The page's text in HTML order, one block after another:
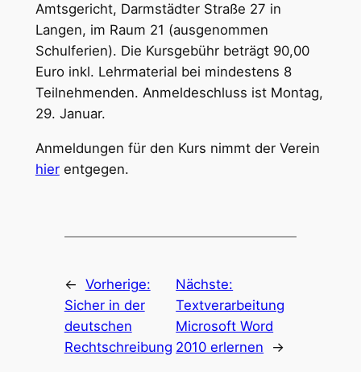
Amtsgericht, Darmstädter Straße 27 in
Langen, im Raum 21 (ausgenommen
Schulferien). Die Kursgebühr beträgt 90,00
Euro inkl. Lehrmaterial bei mindestens 8
Teilnehmenden. Anmeldeschluss ist Montag,
29. Januar.
Anmeldungen für den Kurs nimmt der Verein
hierentgegen.
← Vorherige:
Sicher in der
deutschen
Rechtschreibung
Nächste:
Textverarbeitung
Microsoft Word
2010 erlernen
→